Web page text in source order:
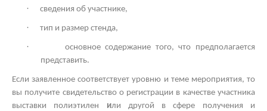
· сведения об участнике,
· тип и размер стенда,
·
основное содержание того, что предполагается
представить.
Если заявленное соответствует уровню и теме мероприятия, то
вы получите свидетельство о регистрации в качестве участника
выставки полиэтилен
или другой
в сфере получения и